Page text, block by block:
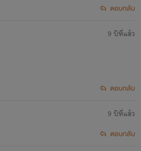
ตอบกลับ
9 ปีที่แล้ว
ตอบกลับ
9 ปีที่แล้ว
ตอบกลับ